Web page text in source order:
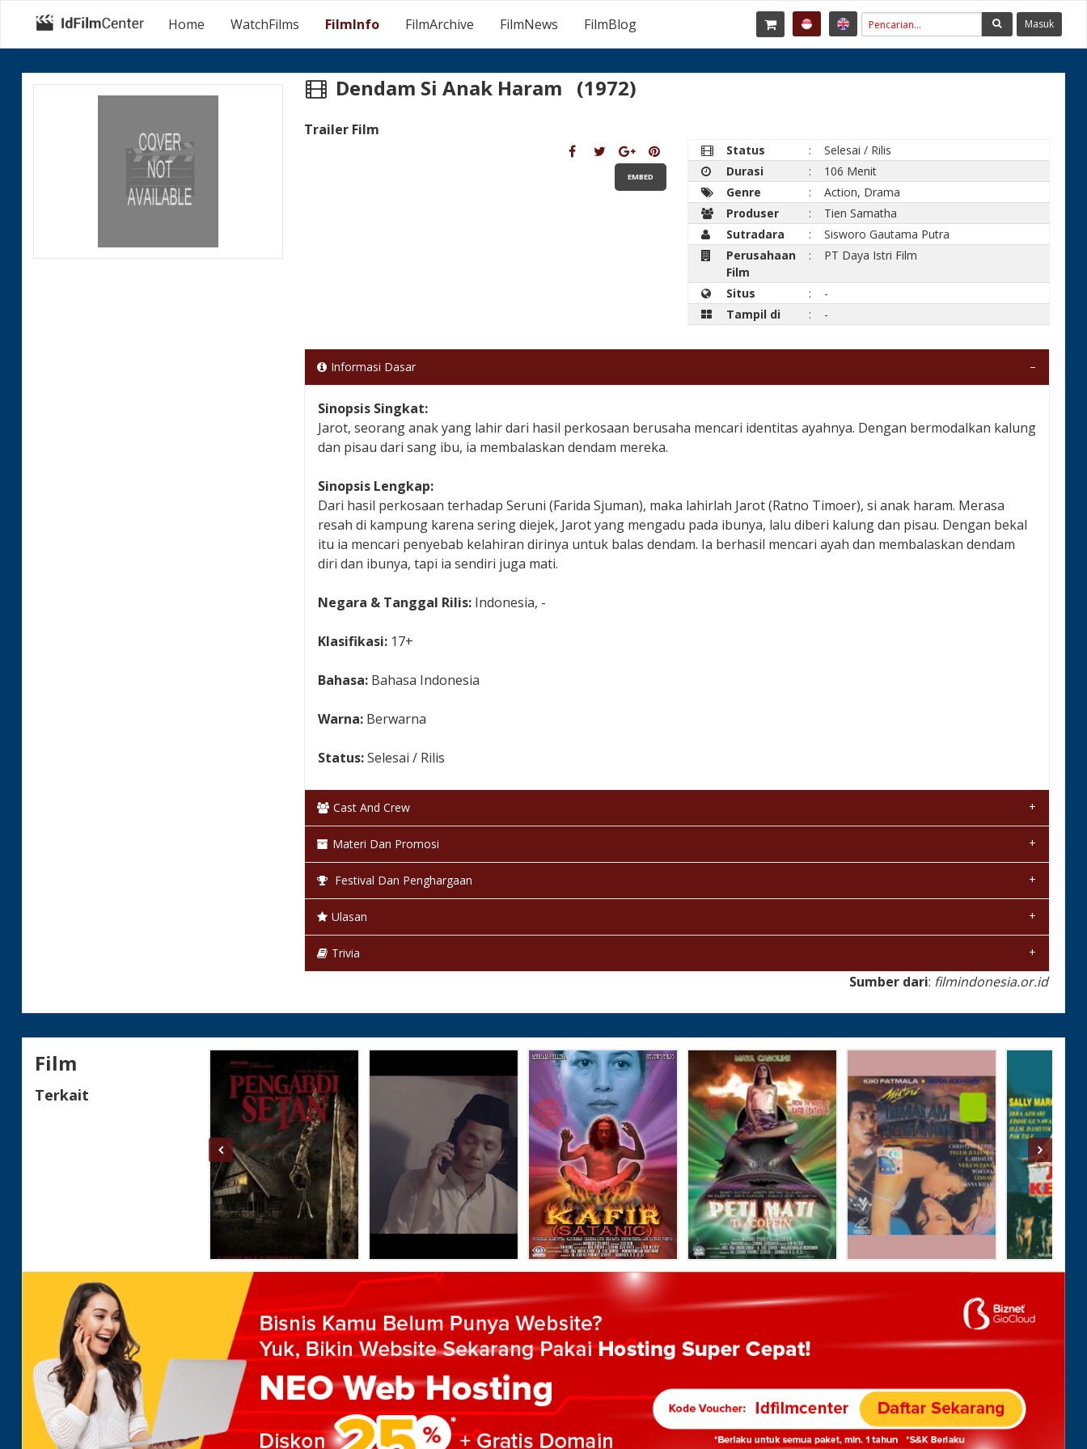
Home WatchFilms FilmInfo FilmArchive FilmNews FilmBlog Masuk
Dendam Si Anak Haram (1972)
Trailer Film
EMBED
Status :
Selesai / Rilis
Durasi
:
106 Menit
Genre
:
Action, Drama
Produser
:
Tien Samatha
Sutradara
:
Sisworo Gautama Putra
Perusahaan
Film
: PT Daya Istri Film
Situs :
-
Tampil di
: -
Informasi Dasar
Sinopsis Singkat:
Jarot, seorang anak yang lahir dari hasil perkosaan berusaha mencari identitas ayahnya. Dengan bermodalkan kalung
dan pisau dari sang ibu, ia membalaskan dendam mereka.
Sinopsis Lengkap:
Dari hasil perkosaan terhadap Seruni (Farida Sjuman), maka lahirlah Jarot (Ratno Timoer), si anak haram. Merasa
resah di kampung karena sering diejek, Jarot yang mengadu pada ibunya, lalu diberi kalung dan pisau. Dengan bekal
itu ia mencari penyebab kelahiran dirinya untuk balas dendam. Ia berhasil mencari ayah dan membalaskan dendam
diri dan ibunya, tapi ia sendiri juga mati.
Negara & Tanggal Rilis: Indonesia, -
Klasifikasi: 17+
Bahasa: Bahasa Indonesia
Warna: Berwarna
Status:Selesai / Rilis
Cast And Crew
Materi Dan Promosi
Festival Dan Penghargaan
Ulasan
Trivia
Sumber dari: filmindonesia.or.id
Film
Terkait